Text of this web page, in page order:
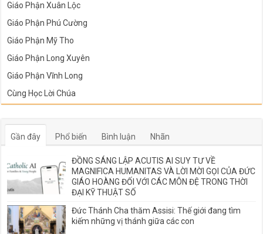
Giáo Phận Xuân Lộc
Giáo Phận Phú Cường
Giáo Phận Mỹ Tho
Giáo Phận Long Xuyên
Giáo Phận Vĩnh Long
Cùng Học Lời Chúa
Gần đây Phổ biến Bình luận Nhãn
ĐỒNG SÁNG LẬP ACUTIS AI SUY TƯ VỀ
MAGNIFICA HUMANITAS VÀ LỜI MỜI GỌI CỦA ĐỨC
GIÁO HOÀNG ĐỐI VỚI CÁC MÔN ĐỆ TRONG THỜI
ĐẠI KỸ THUẬT SỐ
Đức Thánh Cha thăm Assisi: Thế giới đang tìm
kiếm những vị thánh giữa các con